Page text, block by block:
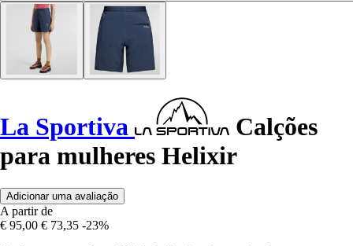
La Sportiva
Calções
para mulheres Helixir
Adicionar uma avaliação
A partir de
€ 95,00 € 73,35 -23%